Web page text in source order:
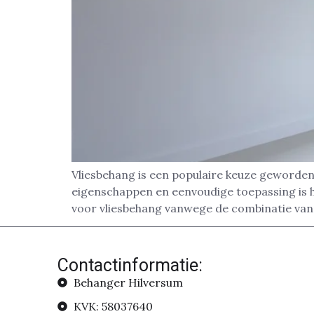
Vliesbehang is een populaire keuze
eigenschappen en eenvoudige toepassing
voor vliesbehang vanwege de combinatie
Contactinformatie:
Behanger Hilversum
KVK: 58037640